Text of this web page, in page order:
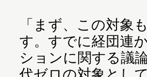
「まず、この対象
す。すでに経団連
ションに関する議